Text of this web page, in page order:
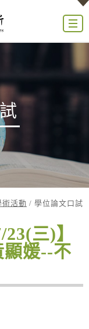
術活動 / 學位論文口試
三)】
顯媛--不